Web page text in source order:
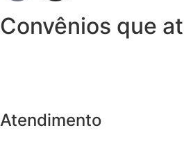
Convênios que
Atendimento